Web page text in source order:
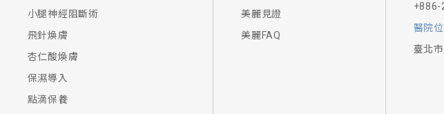
小腿神經阻斷術
飛針煥膚
杏仁酸煥膚
保濕導入
點滴保養
美麗見證
美麗FAQ
醫院
臺北